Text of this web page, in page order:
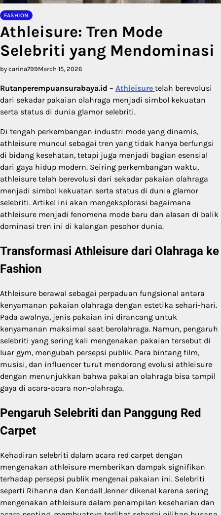
FASHION
Athleisure: Tren Mode
Selebriti yang Mendominasi
by carina799March 15, 2026
Rutanperempuansurabaya.id – Athleisure telah berevolusi
dari sekadar pakaian olahraga menjadi simbol kekuatan
serta status di dunia glamor selebriti.
Di tengah perkembangan industri mode yang dinamis,
athleisure muncul sebagai tren yang tidak hanya berfungsi
di bidang kesehatan, tetapi juga menjadi bagian esensial
dari gaya hidup modern. Seiring perkembangan waktu,
athleisure telah berevolusi dari sekadar pakaian olahraga
menjadi simbol kekuatan serta status di dunia glamor
selebriti. Artikel ini akan mengeksplorasi bagaimana
athleisure menjadi fenomena mode baru dan alasan di balik
dominasi tren ini di kalangan pesohor dunia.
Transformasi Athleisure dari Olahraga ke
Fashion
Athleisure berawal sebagai perpaduan fungsional antara
kenyamanan pakaian olahraga dengan estetika sehari-hari.
Pada awalnya, jenis pakaian ini dirancang untuk
kenyamanan maksimal saat berolahraga. Namun, pengaruh
selebriti yang sering kali mengenakan pakaian tersebut di
luar gym, mengubah persepsi publik. Para bintang film,
musisi, dan influencer turut mendorong evolusi athleisure
dengan menunjukkan bahwa pakaian olahraga bisa tampil
gaya di acara-acara non-olahraga.
Pengaruh Selebriti dan Panggung Red
Carpet
Kehadiran selebriti dalam acara red carpet dengan
mengenakan athleisure memberikan dampak signifikan
terhadap persepsi publik mengenai pakaian ini. Selebriti
seperti Rihanna dan Kendall Jenner dikenal karena sering
mengenakan athleisure dalam penampilan keseharian dan